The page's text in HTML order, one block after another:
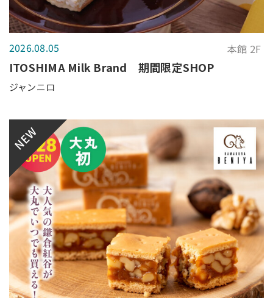
2026.08.05 本館 2F
ITOSHIMA Milk Brand 期間限定SHOP
ジャンニロ
NEW